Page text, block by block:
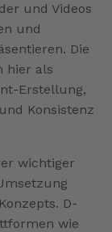
und Videos
und
Die
hier als
Erstellung,
Konsistenz
wichtiger
D-
wie